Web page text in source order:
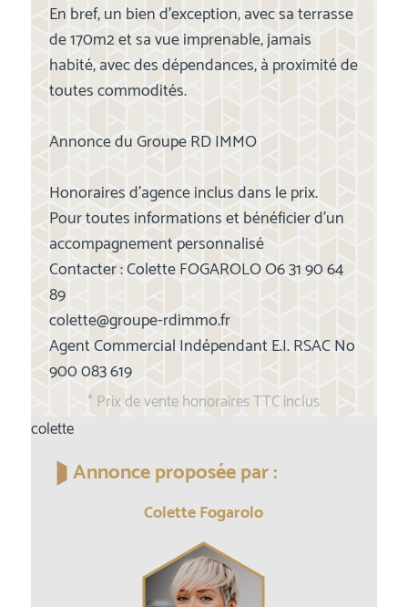
* Prix de vente honoraires TTC inclus
En bref, un bien d'exception, avec sa terrasse
de 170m2 et sa vue imprenable, jamais
habité, avec des dépendances, à proximité de
toutes commodités.
Annonce du Groupe RD IMMO
Honoraires d'agence inclus dans le prix.
Pour toutes informations et bénéficier d'un
accompagnement personnalisé
Contacter : Colette FOGAROLO O6 31 90 64
89
colette@groupe-rdimmo.fr
Agent Commercial Indépendant E.I. RSAC No
900 083 619
colette
Annonce proposée par :
Colette Fogarolo